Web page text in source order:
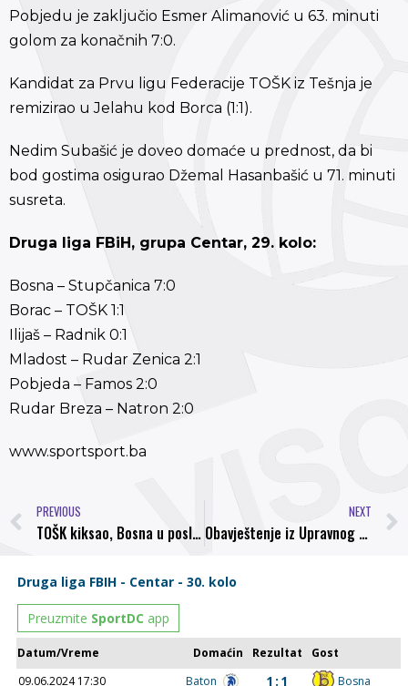
Pobjedu je zaključio Esmer Alimanović u 63. minuti
golom za konačnih 7:0.
Kandidat za Prvu ligu Federacije TOŠK iz Tešnja je
remizirao u Jelahu kod Borca (1:1).
Nedim Subašić je doveo domaće u prednost, da bi
bod gostima osigurao Džemal Hasanbašić u 71. minuti
susreta.
Druga liga FBiH, grupa Centar, 29. kolo:
Bosna – Stupčanica 7:0
Borac – TOŠK 1:1
Ilijaš – Radnik 0:1
Mladost – Rudar Zenica 2:1
Pobjeda – Famos 2:0
Rudar Breza – Natron 2:0
www.sportsport.ba
PREVIOUS
TOŠK kiksao, Bosna u posljednjem kolu odlučuje o plasmanu u Prvu ligu Federacije
NEXT
Obavještenje iz Upravnog odbora NK Bosna